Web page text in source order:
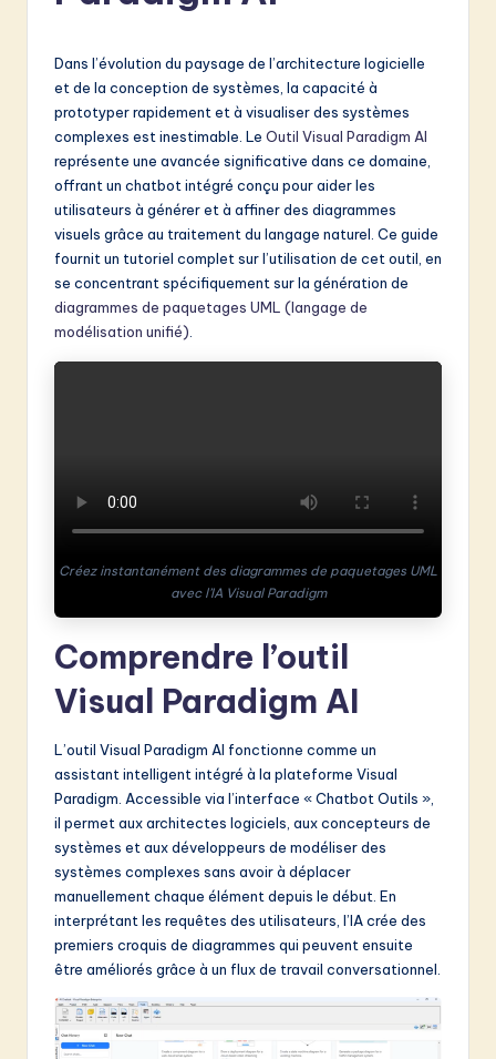
L
w
o
ti
Dans l’évolution du paysage de l’architecture logicielle
et de la conception de systèmes, la capacité à
prototyper rapidement et à visualiser des systèmes
complexes est inestimable. Le Outil Visual Paradigm AI
représente une avancée significative dans ce domaine,
offrant un chatbot intégré conçu pour aider les
utilisateurs à générer et à affiner des diagrammes
visuels grâce au traitement du langage naturel. Ce guide
fournit un tutoriel complet sur l’utilisation de cet outil, en
se concentrant spécifiquement sur la génération de
diagrammes de paquetages UML (langage de
modélisation unifié)
Créez instantanément des diagrammes de paquetages UML
avec l’IA Visual Paradigm
Comprendre l’outil
Visual Paradigm AI
L’outil Visual Paradigm AI fonctionne comme un
assistant intelligent intégré à la plateforme Visual
Paradigm. Accessible via l’interface « Chatbot Outils »,
il permet aux architectes logiciels, aux concepteurs de
systèmes et aux développeurs de modéliser des
systèmes complexes sans avoir à déplacer
manuellement chaque élément depuis le début. En
interprétant les requêtes des utilisateurs, l’IA crée des
premiers croquis de diagrammes qui peuvent ensuite
être améliorés grâce à un flux de travail conversationnel.